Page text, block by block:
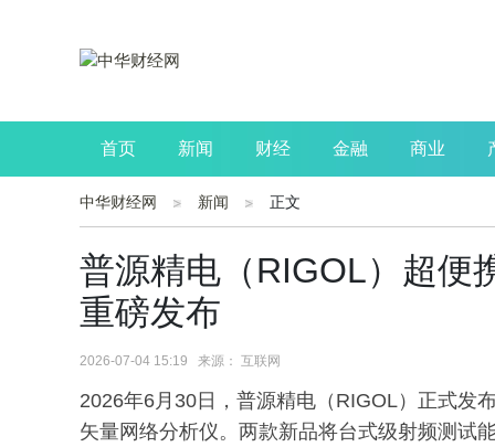
首页 新闻 财经 金融 商业
公司 生活 读书
中华财经网 新闻 正文
普源精电（RIGOL）超便
重磅发布
2026-07-04 15:19 来源： 互联网
2026年6月30日，普源精电（RIGOL）正式发
矢量网络分析仪。两款新品将台式级射频测试